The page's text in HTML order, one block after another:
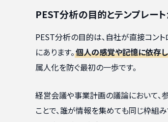
PEST分析の目的とテンプレー
PEST分析の目的は、自社が直接コン
にあります。個人の感覚や記憶に依存
属人化を防ぐ最初の一歩です。
経営会議や事業計画の議論において、
ことで、誰が情報を集めても同じ枠組み